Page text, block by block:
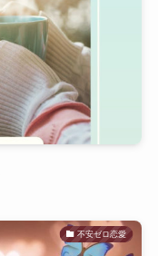
不安ゼロ恋愛